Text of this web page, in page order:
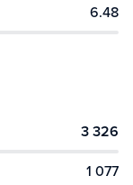
6.48
3 326
1 077